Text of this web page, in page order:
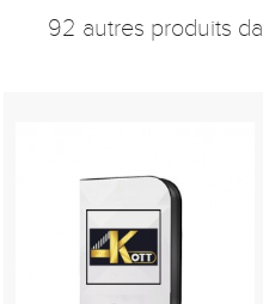
92 autres produits